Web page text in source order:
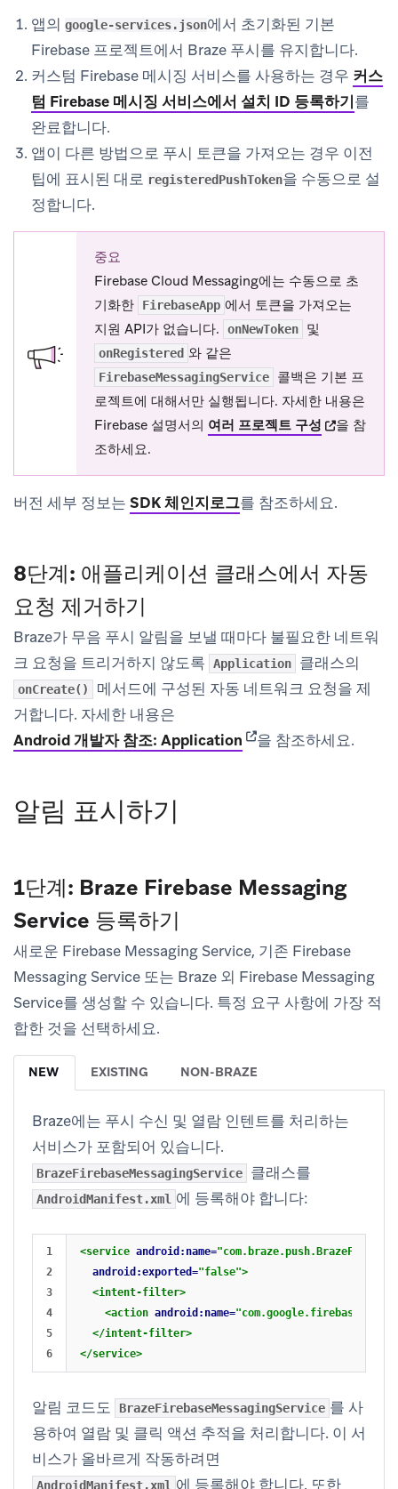
앱의 google-services.json에서 초기화된 기본
Firebase 프로젝트에서 Braze 푸시를 유지합니다.
커스텀 Firebase 메시징 서비스를 사용하는 경우 커스
텀 Firebase 메시징 서비스에서 설치 ID 등록하기를
완료합니다.
앱이 다른 방법으로 푸시 토큰을 가져오는 경우 이전
팁에 표시된 대로 registeredPushToken을 수동으로 설
정합니다.
중요
Firebase Cloud Messaging에는 수동으로 초
기화한
FirebaseApp 에서 토큰을 가져오는
지원 API가 없습니다.
onNewToken 및
onRegistered 와 같은
FirebaseMessagingService
콜백은 기본 프
로젝트에 대해서만 실행됩니다. 자세한 내용은
Firebase 설명서의 여러 프로젝트 구성 (opens in
을 참
조하세요.
버전 세부 정보는 SDK 체인지로그를 참조하세요.
8단계: 애플리케이션 클래스에서 자동
요청 제거하기
Braze가 무음 푸시 알림을 보낼 때마다 불필요한 네트워
크 요청을 트리거하지 않도록
Application 클래스의
onCreate()
메서드에 구성된 자동 네트워크 요청을 제
거합니다. 자세한 내용은
Android 개발자 참조: Application (opens in new tab)
을 참조하세요.
알림 표시하기
1단계: Braze Firebase Messaging
Service 등록하기
새로운 Firebase Messaging Service, 기존 Firebase
Messaging Service 또는 Braze 외 Firebase Messaging
Service를 생성할 수 있습니다. 특정 요구 사항에 가장 적
합한 것을 선택하세요.
NEW EXISTING NON-BRAZE
Braze에는 푸시 수신 및 열람 인텐트를 처리하는
서비스가 포함되어 있습니다.
BrazeFirebaseMessagingService 클래스를
AndroidManifest.xml 에 등록해야 합니다:
1
2
3
4
5
<service android:name=
android:exported="false">
<intent-filter>
<action android:name=
</intent-filter>
</service>
알림 코드도 BrazeFirebaseMessagingService 를 사
용하여 열람 및 클릭 액션 추적을 처리합니다. 이 서
비스가 올바르게 작동하려면
AndroidManifest.xml 에 등록해야 합니다. 또한